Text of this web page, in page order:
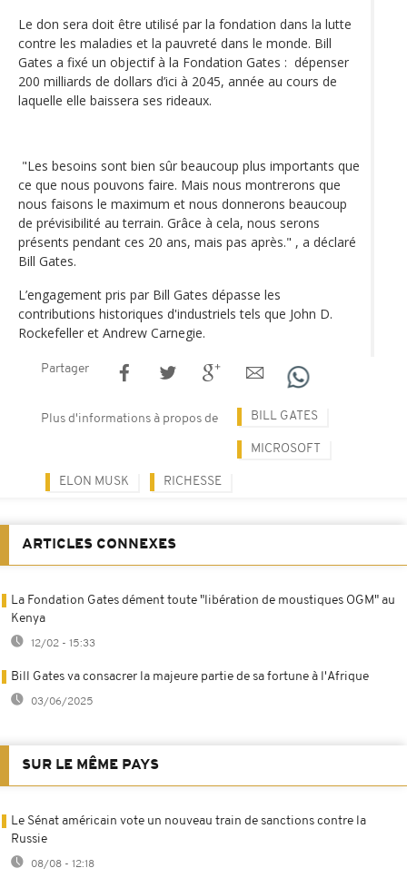
Le don sera doit être utilisé par la fondation dans la lutte
contre les maladies et la pauvreté dans le monde. Bill
Gates a fixé un objectif à la Fondation Gates : dépenser
200 milliards de dollars d’ici à 2045, année au cours de
laquelle elle baissera ses rideaux.
"Les besoins sont bien sûr beaucoup plus importants que
ce que nous pouvons faire. Mais nous montrerons que
nous faisons le maximum et nous donnerons beaucoup
de prévisibilité au terrain. Grâce à cela, nous serons
présents pendant ces 20 ans, mais pas après." , a déclaré
Bill Gates.
L’engagement pris par Bill Gates dépasse les
contributions historiques d'industriels tels que John D.
Rockefeller et Andrew Carnegie.
Partager
Plus d'informations à propos de BILL GATES
MICROSOFT
ELON MUSK RICHESSE
ARTICLES CONNEXES
La Fondation Gates dément toute "libération de moustiques OGM" au
Kenya
12/02 - 15:33
Bill Gates va consacrer la majeure partie de sa fortune à l'Afrique
03/06/2025
SUR LE MÊME PAYS
Le Sénat américain vote un nouveau train de sanctions contre la
Russie
08/08 - 12:18